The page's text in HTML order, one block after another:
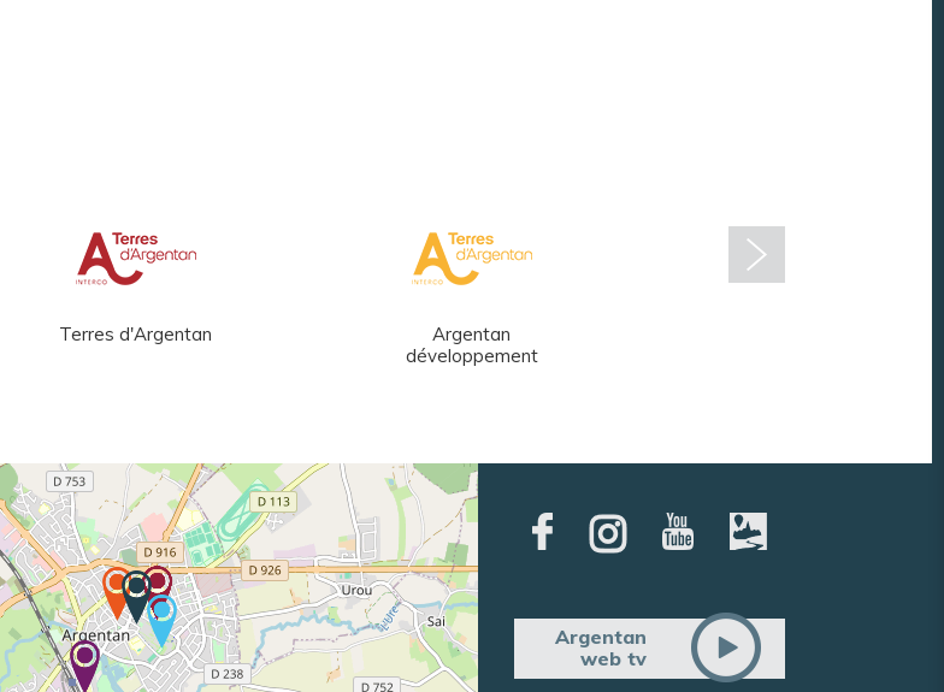
Terres d'Argentan
Argentan
développement
Argentan
web tv